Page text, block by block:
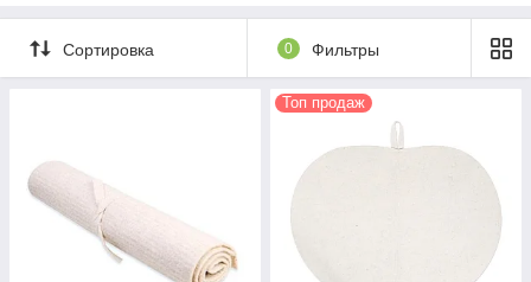
Сортировка 0 Фильтры
Топ продаж